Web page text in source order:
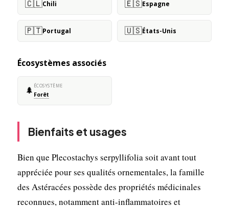
🇨🇱Chili 🇪🇸Espagne
🇵🇹Portugal 🇺🇸États-Unis
Écosystèmes associés
🌲 ÉCOSYSTÈME
Forêt
Bienfaits et usages
Bien que Plecostachys serpyllifolia soit avant tout
appréciée pour ses qualités ornementales, la famille
des Astéracées possède des propriétés médicinales
reconnues, notamment anti-inflammatoires et